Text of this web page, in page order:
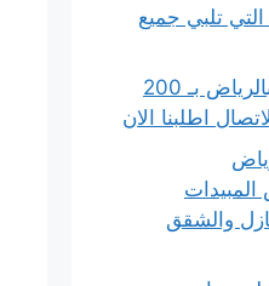
تلبي جميع
شركة تنظيف مجالس بالرياض بـ 200
اطلبنا الان
المبيدات
والشقق